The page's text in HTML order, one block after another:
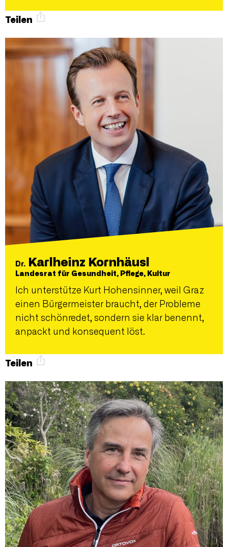
Teilen
Dr. Karlheinz Kornhäusl
Landesrat für Gesundheit, Pflege, Kultur
Ich unterstütze Kurt Hohensinner, weil Graz
einen Bürgermeister braucht, der Probleme
nicht schönredet, sondern sie klar benennt,
anpackt und konsequent löst.
Teilen